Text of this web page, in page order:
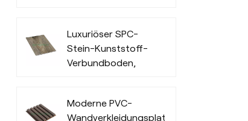
Außenbereich
Luxuriöser SPC-
Stein-Kunststoff-
Verbundboden,
Moderne PVC-
Wandverkleidungsplatten